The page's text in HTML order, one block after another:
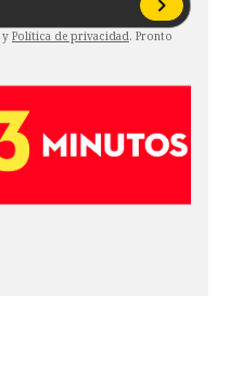
y Política de privacidad. Pronto